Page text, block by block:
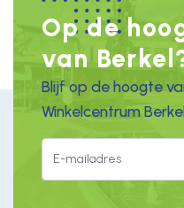
Op de
van
Blijf op de hoogte
Winkelcentrum